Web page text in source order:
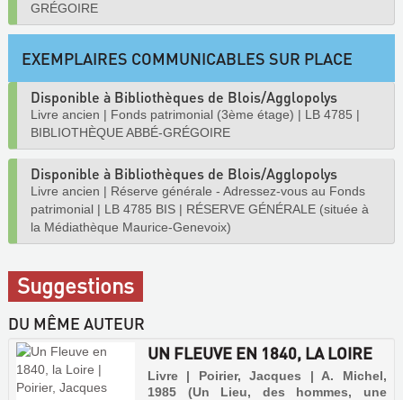
GRÉGOIRE
EXEMPLAIRES COMMUNICABLES SUR PLACE
Disponible à Bibliothèques de Blois/Agglopolys
Livre ancien | Fonds patrimonial (3ème étage) | LB 4785 |
BIBLIOTHÈQUE ABBÉ-GRÉGOIRE
Disponible à Bibliothèques de Blois/Agglopolys
Livre ancien | Réserve générale - Adressez-vous au Fonds
patrimonial | LB 4785 BIS | RÉSERVE GÉNÉRALE (située à
la Médiathèque Maurice-Genevoix)
Suggestions
DU MÊME AUTEUR
UN FLEUVE EN 1840, LA LOIRE
Livre | Poirier, Jacques | A. Michel,
1985 (Un Lieu, des hommes, une